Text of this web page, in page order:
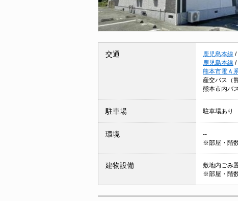
交通 鹿児島本線 /
鹿児島本線 /
熊本市電Ａ
産交バス（
熊本市内バ
駐車場 駐車場あり
環境
--
※部屋・階
建物設備
敷地内ごみ
※部屋・階